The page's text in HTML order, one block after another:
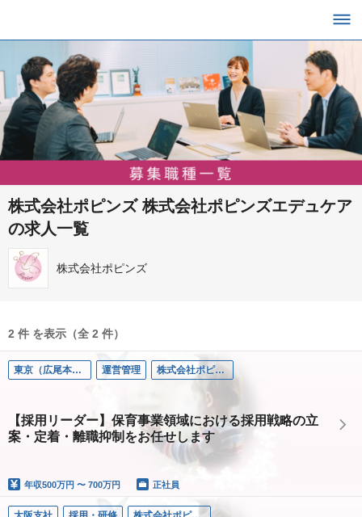
株式会社ポピンズ 株式会社ポピンズエデュケア
の求人一覧
株式会社ポピンズ
2 件 を表示（全 2 件）
東京（広尾本社） 運営管理 株式会社ポピンズエデュケア
【採用リーダー】保育事業領域における採用戦略の立
案・定着・離職抑制をお任せします
年収500万円 〜 700万円 正社員